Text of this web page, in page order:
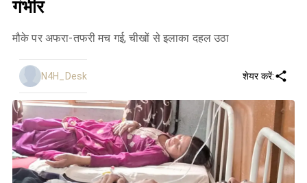
गंभीर
मौके पर अफरा-तफरी मच गई, चीखों से इलाका दहल उठा
N4H_Desk शेयर करें: